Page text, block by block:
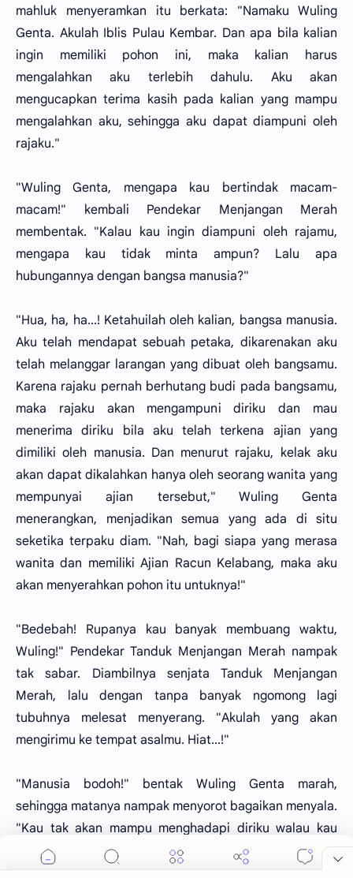
mahluk menyeramkan itu berkata: "Namaku Wuling
Genta. Akulah Iblis Pulau Kembar. Dan apa bila kalian
ingin memiliki pohon ini, maka kalian harus
mengalahkan aku terlebih dahulu. Aku akan
mengucapkan terima kasih pada kalian yang mampu
mengalahkan aku, sehingga aku dapat diampuni oleh
rajaku."
"Wuling Genta, mengapa kau bertindak macam-
macam!" kembali Pendekar Menjangan Merah
membentak. "Kalau kau ingin diampuni oleh rajamu,
mengapa kau tidak minta ampun? Lalu apa
hubungannya dengan bangsa manusia?"
"Hua, ha, ha...! Ketahuilah oleh kalian, bangsa manusia.
Aku telah mendapat sebuah petaka, dikarenakan aku
telah melanggar larangan yang dibuat oleh bangsamu.
Karena rajaku pernah berhutang budi pada bangsamu,
maka rajaku akan mengampuni diriku dan mau
menerima diriku bila aku telah terkena ajian yang
dimiliki oleh manusia. Dan menurut rajaku, kelak aku
akan dapat dikalahkan hanya oleh seorang wanita yang
mempunyai ajian tersebut," Wuling Genta
menerangkan, menjadikan semua yang ada di situ
seketika terpaku diam. "Nah, bagi siapa yang merasa
wanita dan memiliki Ajian Racun Kelabang, maka aku
akan menyerahkan pohon itu untuknya!"
"Bedebah! Rupanya kau banyak membuang waktu,
Wuling!" Pendekar Tanduk Menjangan Merah nampak
tak sabar. Diambilnya senjata Tanduk Menjangan
Merah, lalu dengan tanpa banyak ngomong lagi
tubuhnya melesat menyerang. "Akulah yang akan
mengirimu ke tempat asalmu. Hiat...!"
"Manusia bodoh!" bentak Wuling Genta marah,
sehingga matanya nampak menyorot bagaikan menyala.
"Kau tak akan mampu menghadapi diriku walau kau
memiliki Tanduk Menjangan Merah. Senjata itu tiada
artinya bagiku. Nah, terimalah Laksa Iblisku. Hiat...!"